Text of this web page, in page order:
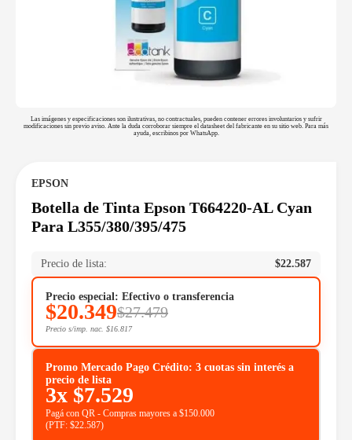
Las imágenes y especificaciones son ilustrativas, no contractuales, pueden contener errores involuntarios y sufrir
modificaciones sin previo aviso. Ante la duda corroborar siempre el datasheet del fabricante en su sitio web. Para más
ayuda, escribinos por WhatsApp.
EPSON
Botella de Tinta Epson T664220-AL Cyan
Para L355/380/395/475
Precio de lista: $22.587
Precio especial: Efectivo o transferencia
$20.349$27.479
Precio s/imp. nac. $16.817
Promo Mercado Pago Crédito: 3 cuotas sin interés a
precio de lista
3x $7.529
Pagá con QR - Compras mayores a $150.000
(PTF: $22.587)